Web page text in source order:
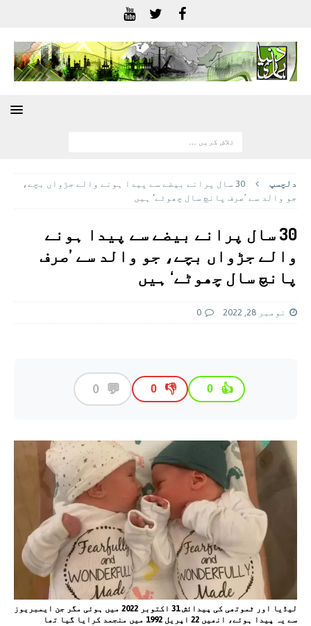
دلچسپ
30 سال پرانے بیضے سے پیدا ہونے والے جڑواں بچے،
جو والد سے ’صرف پانچ سال چھوٹے‘ ہیں
30 سال پرانے بیضے سے پیدا ہونے
والے جڑواں بچے، جو والد سے ’صرف
پانچ سال چھوٹے‘ ہیں
نومبر 28, 2022 0
👍
0
👎
0
💬
0
لیڈیا اور ٹموتھی کی پیدائش 31 اکتوبر 2022 میں ہوئی مگر جن ایمبریوز
سے یہ پیدا ہوئے، انھیں 22 اپریل 1992 میں منجمد کرایا گیا تھا